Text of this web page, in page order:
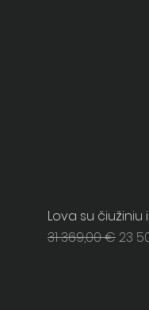
Lova su čiužiniu
Regular Price
31 369,00 €Sale
23